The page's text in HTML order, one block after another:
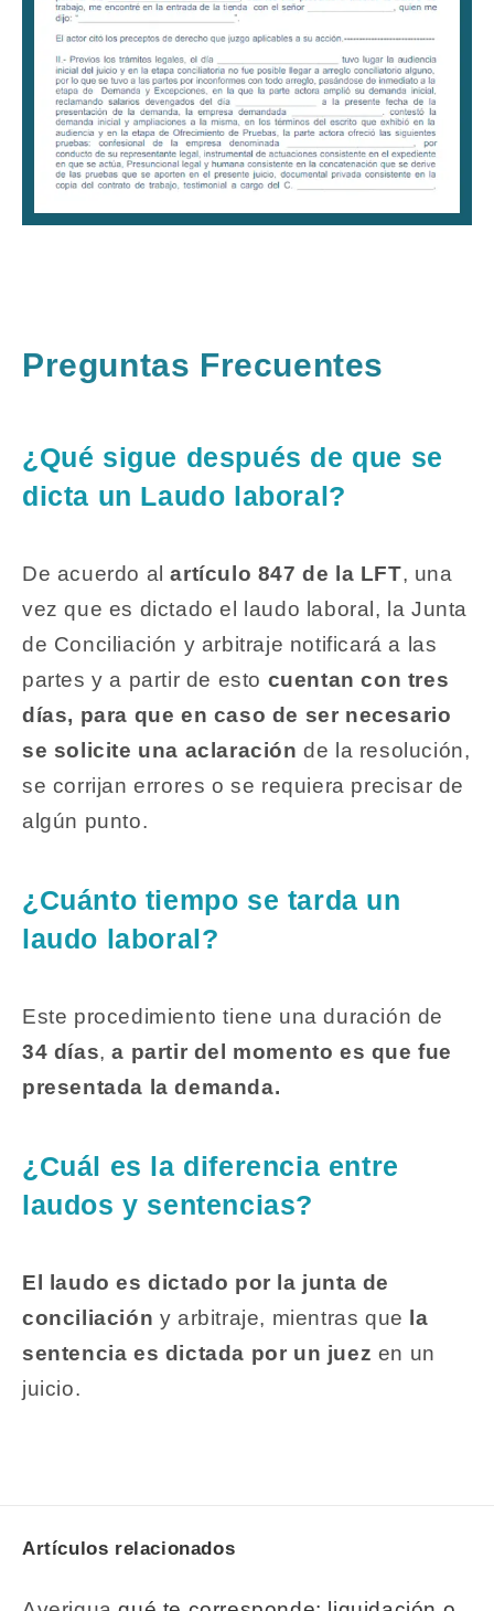
Preguntas Frecuentes
¿Qué sigue después de que se
dicta un Laudo laboral?
De acuerdo alartículo 847 de la LFT, una
vez que es dictado el laudo laboral, la Junta
de Conciliación y arbitraje notificará a las
partes y a partir de esto cuentan con tres
días, para que en caso de ser necesario
se solicite una aclaración de la resolución,
se corrijan errores o se requiera precisar de
algún punto.
¿Cuánto tiempo se tarda un
laudo laboral?
Este procedimiento tiene una duración de
34 días,a partir del momento es que fue
presentada la demanda.
¿Cuál es la diferencia entre
laudos y sentencias?
El laudo es dictado por la junta de
conciliación y arbitraje, mientras que
la
sentencia es dictada por un juez en un
juicio.
Artículos relacionados